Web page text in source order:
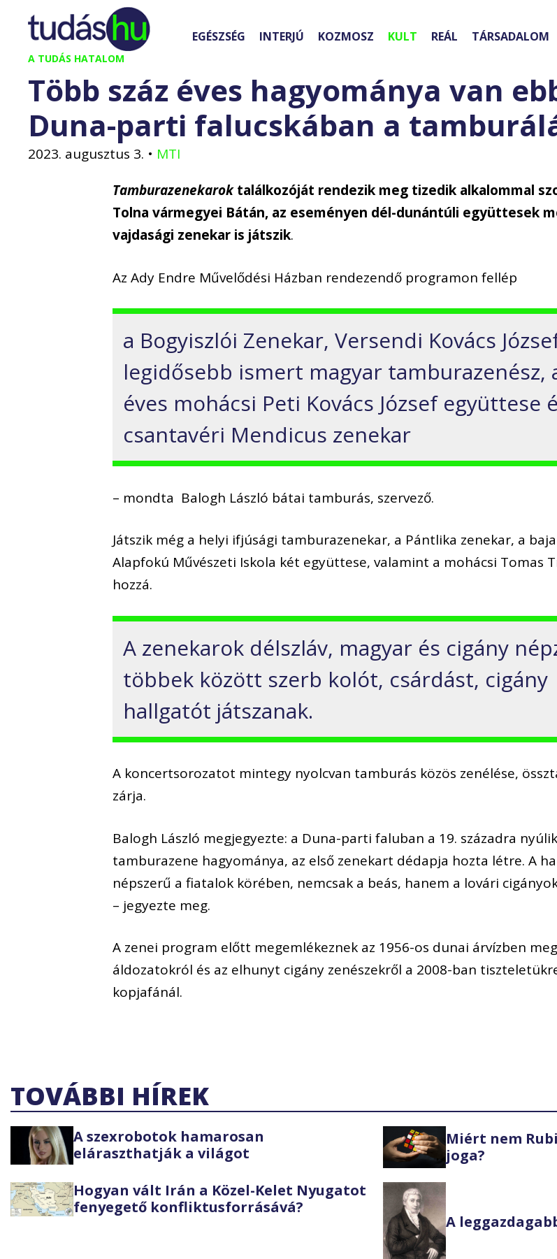
Kilépés
tartalomba
A TUDÁS HATALOM
EGÉSZSÉG INTERJÚ KOZMOSZ KULT REÁL TÁRSADALOM
Több száz éves hagyománya van
Duna-parti falucskában a
2023. augusztus 3. • MTI
Tamburazenekaroktalálkozóját rendezik meg tizedik alkalommal
Tolna vármegyei Bátán, az eseményen dél-dunántúli együttesek
vajdasági zenekar is játszik.
Az Ady Endre Művelődési Házban rendezendő programon fellép
a Bogyiszlói Zenekar, Versendi Kovács
legidősebb ismert magyar tamburazenész,
éves mohácsi Peti Kovács József együttese
csantavéri Mendicus zenekar
– mondta Balogh László bátai tamburás, szervező.
Játszik még a helyi ifjúsági tamburazenekar, a Pántlika zenekar, a
Alapfokú Művészeti Iskola két együttese, valamint a mohácsi Tomas
hozzá.
A zenekarok délszláv, magyar és cigány
többek között szerb kolót, csárdást, cigány
hallgatót játszanak.
A koncertsorozatot mintegy nyolcvan tamburás közös zenélése,
zárja.
Balogh László megjegyezte: a Duna-parti faluban a 19. századra
tamburazene hagyománya, az első zenekart dédapja hozta létre. A
népszerű a fiatalok körében, nemcsak a beás, hanem a lovári
– jegyezte meg.
A zenei program előtt megemlékeznek az 1956-os dunai árvízben
áldozatokról és az elhunyt cigány zenészekről a 2008-ban
kopjafánál.
TOVÁBBI HÍREK
A szexrobotok hamarosan
eláraszthatják a világot
Miért nem
joga?
Hogyan vált Irán a Közel-Kelet Nyugatot
fenyegető konfliktusforrásává?
A